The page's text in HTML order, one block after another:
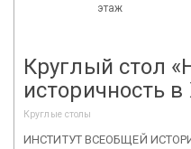
этаж
Круглый стол
историчность в
Круглые столы
ИНСТИТУТ ВСЕОБЩЕЙ